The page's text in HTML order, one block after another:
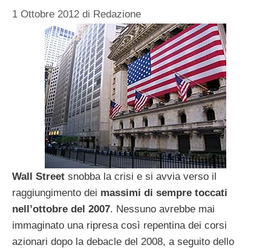
1 Ottobre 2012 di Redazione
Wall Street snobba la crisi e si avvia verso il
raggiungimento dei massimi di sempre toccati
nell’ottobre del 2007. Nessuno avrebbe mai
immaginato una ripresa così repentina dei corsi
azionari dopo la debacle del 2008, a seguito dello